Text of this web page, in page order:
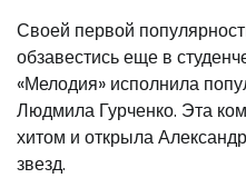
Своей первой
обзавестись еще в
«Мелодия» исполнила
Людмила Гурченко. Эта
хитом и открыла
звезд.